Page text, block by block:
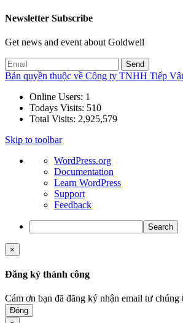
Newsletter Subscribe
Get news and event about Goldwell
Bản quyền thuộc về Công ty TNHH Tiếp
Online Users: 1
Todays Visits: 510
Total Visits: 2,925,579
Skip to toolbar
About
WordPress
WordPress.org
Documentation
Learn WordPress
Support
Feedback
Search
×
Đăng ký thành công
Cám ơn bạn đã đăng ký nhận email tư chúng
Đóng